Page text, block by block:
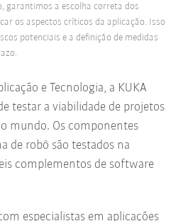
e Tecnologia, a KUKA
testar a viabilidade de projetos
mundo. Os componentes
de robô são testados na
complementos de software
especialistas em aplicações
garantimos a escolha correta dos
os aspectos críticos da aplicação. Isso
potenciais e a definição de medidas